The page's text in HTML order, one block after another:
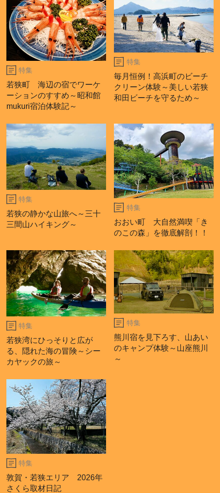
特集
若狭町 海辺の宿でワーケ
ーションのすすめ～昭和館
mukuri宿泊体験記～
特集
毎月恒例！高浜町のビーチ
クリーン体験～美しい若狭
和田ビーチを守るため～
特集
若狭の静かな山旅へ～三十
三間山ハイキング～
特集
おおい町 大自然満喫「き
のこの森」を徹底解剖！！
特集
若狭湾にひっそりと広が
る、隠れた海の冒険～シー
カヤックの旅～
特集
熊川宿を見下ろす、山あい
のキャンプ体験～山座熊川
～
特集
敦賀・若狭エリア 2026年
さくら取材日記